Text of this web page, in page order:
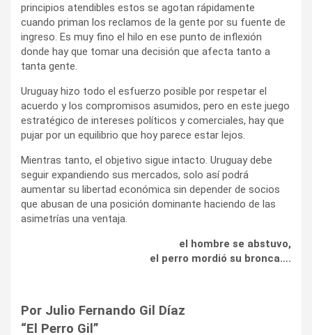
principios atendibles estos se agotan rápidamente
cuando priman los reclamos de la gente por su fuente de
ingreso. Es muy fino el hilo en ese punto de inflexión
donde hay que tomar una decisión que afecta tanto a
tanta gente.
Uruguay hizo todo el esfuerzo posible por respetar el
acuerdo y los compromisos asumidos, pero en este juego
estratégico de intereses políticos y comerciales, hay que
pujar por un equilibrio que hoy parece estar lejos.
Mientras tanto, el objetivo sigue intacto. Uruguay debe
seguir expandiendo sus mercados, solo así podrá
aumentar su libertad económica sin depender de socios
que abusan de una posición dominante haciendo de las
asimetrías una ventaja.
el hombre se abstuvo,
el perro mordió su bronca….
Por Julio Fernando Gil Díaz
“El Perro Gil”